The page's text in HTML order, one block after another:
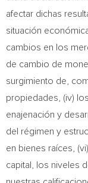
afectar dichas
situación
cambios en los
de cambio de
surgimiento de,
propiedades, (iv)
enajenación y
del régimen y
en bienes raíces,
capital, los niveles